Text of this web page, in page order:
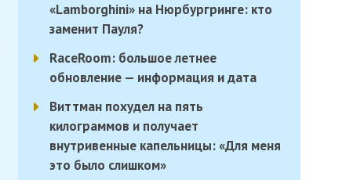
«Lamborghini» на Нюрбургринге: кто
заменит Пауля?
RaceRoom: большое летнее
обновление — информация и дата
Виттман похудел на пять
килограммов и получает
внутривенные капельницы: «Для меня
это было слишком»